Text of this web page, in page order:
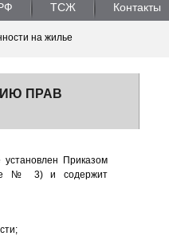
ТСЖ Контакты
на жилье
ПРАВ
Приказом
№ 3) и содержит